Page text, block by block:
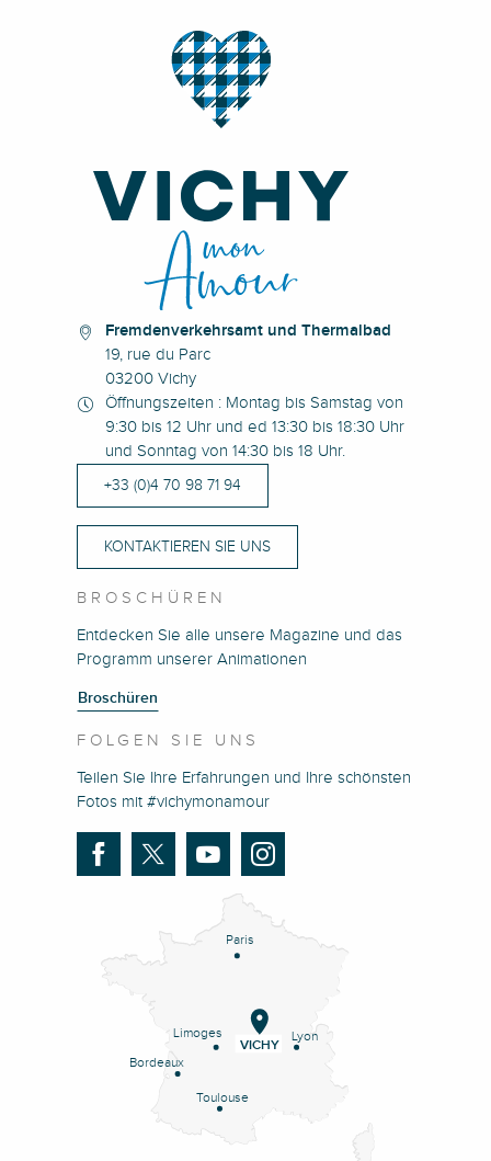
Fremdenverkehrsamt und Thermalbad
19, rue du Parc
03200 Vichy
Öffnungszeiten : Montag bis Samstag von
9:30 bis 12 Uhr und ed 13:30 bis 18:30 Uhr
und Sonntag von 14:30 bis 18 Uhr.
+33 (0)4 70 98 71 94
KONTAKTIEREN SIE UNS
BROSCHÜREN
Entdecken Sie alle unsere Magazine und das
Programm unserer Animationen
Broschüren
FOLGEN SIE UNS
Teilen Sie Ihre Erfahrungen und Ihre schönsten
Fotos mit #vichymonamour
Paris
Lyon
Limoges
Bordeaux
Toulouse
VICHY